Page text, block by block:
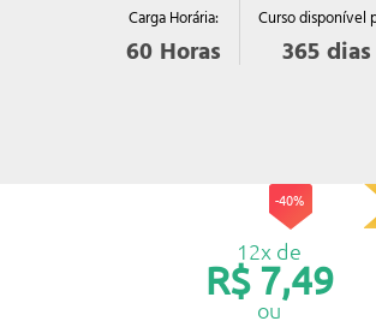
Carga Horária:
60 Horas
Curso disponível
365 dias
-40%
12x de
R$ 7,49
ou